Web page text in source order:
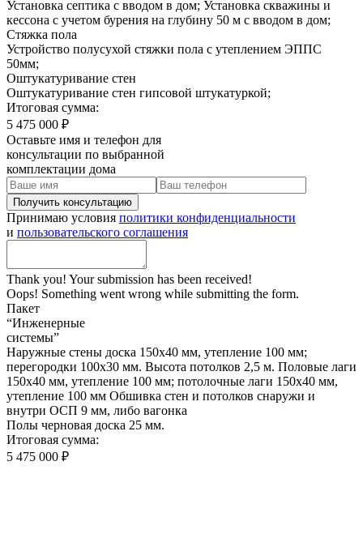
Установка септика с вводом в дом; Установка скважины и
кессона с учетом бурения на глубину 50 м с вводом в дом;
Стяжка пола
Устройство полусухой стяжки пола с утеплением ЭППС
50мм;
Оштукатуривание стен
Оштукатуривание стен гипсовой штукатуркой;
Итоговая сумма:
5 475 000 ₽
Оставьте имя и телефон для
консультации по выбранной
комплектации дома
Принимаю условия политики конфиденциальности
и пользовательского соглашения
Thank you! Your submission has been received!
Oops! Something went wrong while submitting the form.
Пакет
“Инженерные
системы”
Наружные стены доска 150х40 мм, утепление 100 мм;
перегородки 100х30 мм. Высота потолков 2,5 м. Половые лаги
150х40 мм, утепление 100 мм; потолочные лаги 150х40 мм,
утепление 100 мм Обшивка стен и потолков снаружи и
внутри ОСП 9 мм, либо вагонка
Полы черновая доска 25 мм.
Итоговая сумма:
5 475 000 ₽